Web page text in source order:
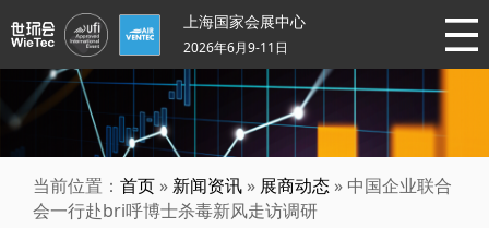
上海国家会展中心
2026年6月9-11日
当前位置： 首页 » 新闻资讯 » 展商动态 » 中国企业联合
会一行赴bri呼博士杀毒新风走访调研